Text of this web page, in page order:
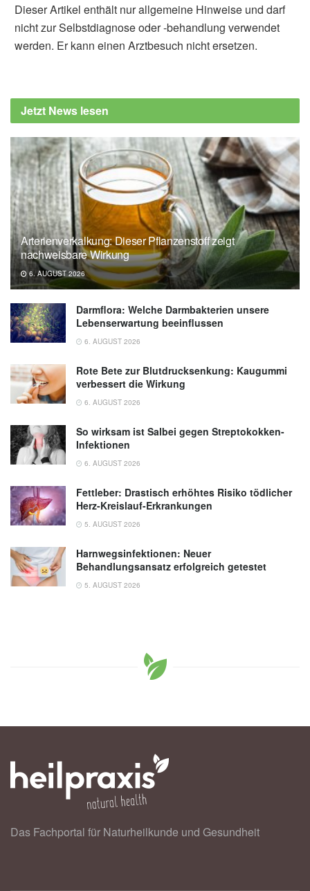
Hatipoğlu, et al.: Association of Smoking and
Cumulative Pack-Year Exposure With
COVID-19 Registry; in: JAMA Internal
Medicine, 2021,jamanetwork.com
Deutsches Ärzteblatt: Raucher sterben
häufiger an COVID-19 (veröffentlicht:
26.01.2021),aerzteblatt.de
Dieser Artikel enthält nur allgemeine Hinweise und darf
nicht zur Selbstdiagnose oder -behandlung verwendet
werden. Er kann einen Arztbesuch nicht ersetzen.
Jetzt News lesen
Arterienverkalkung: Dieser Pflanzenstoff zeigt
nachweisbare Wirkung
6. AUGUST 2026
Darmflora: Welche Darmbakterien unsere
Lebenserwartung beeinflussen
6. AUGUST 2026
Rote Bete zur Blutdrucksenkung: Kaugummi
verbessert die Wirkung
6. AUGUST 2026
So wirksam ist Salbei gegen Streptokokken-
Infektionen
6. AUGUST 2026
Fettleber: Drastisch erhöhtes Risiko tödlicher
Herz-Kreislauf-Erkrankungen
5. AUGUST 2026
Harnwegsinfektionen: Neuer
Behandlungsansatz erfolgreich getestet
5. AUGUST 2026
Das Fachportal für Naturheilkunde und Gesundheit